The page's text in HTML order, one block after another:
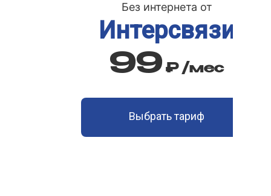
Без интернета от
Интерсвязи
99 ₽ /мес
Выбрать тариф